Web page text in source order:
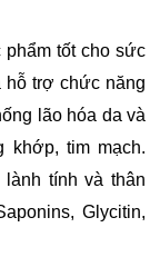
phẩm tốt cho sức
hỗ trợ chức năng
lão hóa da và
khớp, tim mạch.
tính và thân
Glycitin,